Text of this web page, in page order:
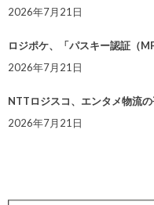
2026年7月21日
ロジポケ、「パスキー認証（
2026年7月21日
NTTロジスコ、エンタメ物流
2026年7月21日